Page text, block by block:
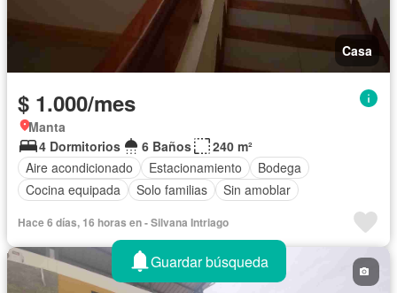
Casa
$ 1.000/mes
Manta
4 Dormitorios
6 Baños
240 m²
Aire acondicionado
Estacionamiento
Bodega
Cocina equipada
Solo familias Sin amoblar
Hace 6 días, 16 horas en - Silvana Intriago
Guardar búsqueda